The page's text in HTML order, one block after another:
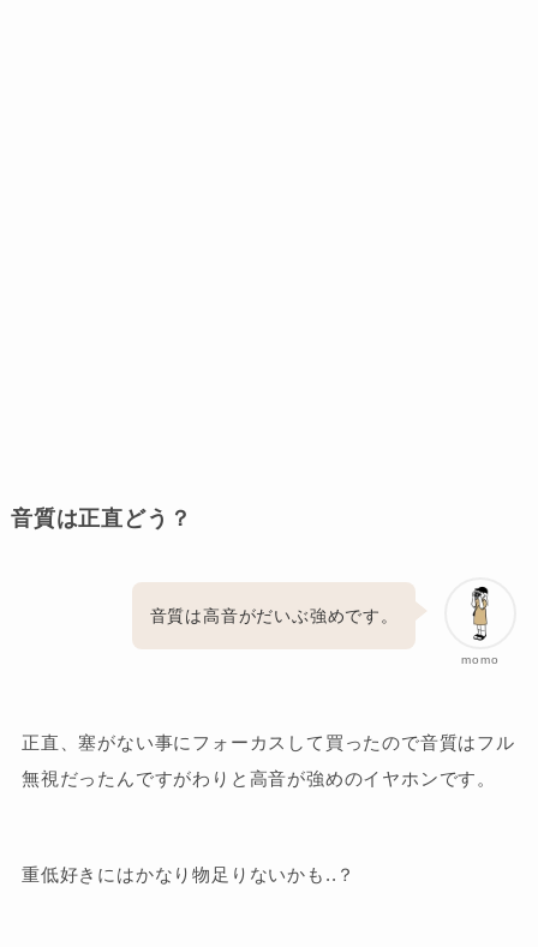
音質は正直どう？
momo
音質は高音がだいぶ強めです。
正直、塞がない事にフォーカスして買ったので音質はフル
無視だったんですがわりと高音が強めのイヤホンです。
重低好きにはかなり物足りないかも..？